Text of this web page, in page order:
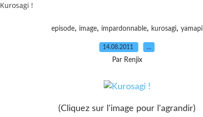
Kurosagi !
episode, image, impardonnable, kurosagi, yamapi
14.08.2011 …
Par Renjix
(Cliquez sur l'image pour l'agrandir)